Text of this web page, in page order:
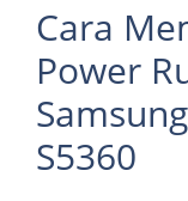
Cara
Power
S5360